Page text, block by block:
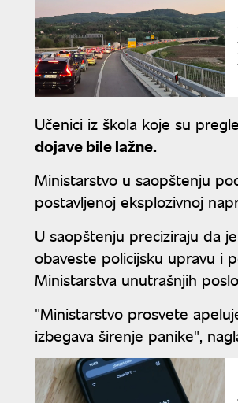
Učenici iz škola koje su
dojave bile lažne.
Ministarstvo u saopštenju
postavljenoj eksplozivnoj
U saopštenju preciziraju da
obaveste policijsku upravu i
Ministarstva unutrašnjih
"Ministarstvo prosvete
izbegava širenje panike",